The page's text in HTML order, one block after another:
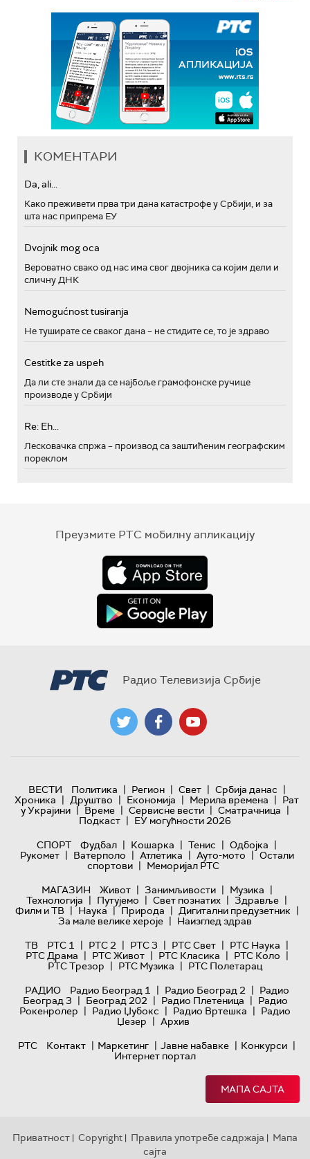
КОМЕНТАРИ
Da, ali...
Како преживети прва три дана катастрофе у Србији, и за
шта нас припрема ЕУ
Dvojnik mog oca
Вероватно свако од нас има свог двојника са којим дели и
сличну ДНК
Nemogućnost tusiranja
Не туширате се сваког дана – не стидите се, то је здраво
Cestitke za uspeh
Да ли сте знали да се најбоље грамофонске ручице
производе у Србији
Re: Eh...
Лесковачка спржа – производ са заштићеним географским
пореклом
Преузмите РТС мобилну апликацију
Радио Телевизија Србије
ВЕСТИ Политика | Регион | Свет | Србија данас |
Хроника | Друштво | Економија | Мерила времена | Рат
у Украјини | Време | Сервисне вести | Сматрачница |
Подкаст | ЕУ могућности 2026
СПОРТ
Фудбал | Кошарка | Тенис | Одбојка |
Рукомет | Ватерполо | Атлетика | Ауто-мото | Остали
спортови | Меморијал РТС
МАГАЗИН
Живот | Занимљивости | Музика |
Технологијa | Путујемо | Свет познатих | Здравље |
Филм и ТВ | Наука | Природа | Дигитални предузетник |
За мале велике хероје | Наизглед здрав
ТВ
РТС 1 | РТС 2 | РТС 3 | РТС Свет | РТС Наука |
РТС Драма | РТС Живот | РТС Класика | РТС Коло |
РТС Трезор | РТС Музика | РТС Полетарац
РАДИО
Радио Београд 1 | Радио Београд 2 | Радио
Београд 3 | Београд 202 | Радио Плетеница | Радио
Рокенролер | Радио Џубокс | Радио Вртешка | Радио
Џезер | Архив
РТС
Контакт | Маркетинг | Јавне набавке | Конкурси |
Интернет портал
МАПА САЈТА
Приватност | Copyright | Правила употребе садржаја | Мапа
сајта